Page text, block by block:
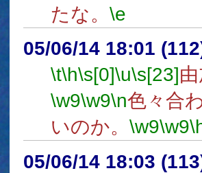
たな。 \e
05/06/14 18:01
\t\h\s[0]\u\s[23]
\w9\w9\n色々合
いのか。 \w9\w9
05/06/14 18:03